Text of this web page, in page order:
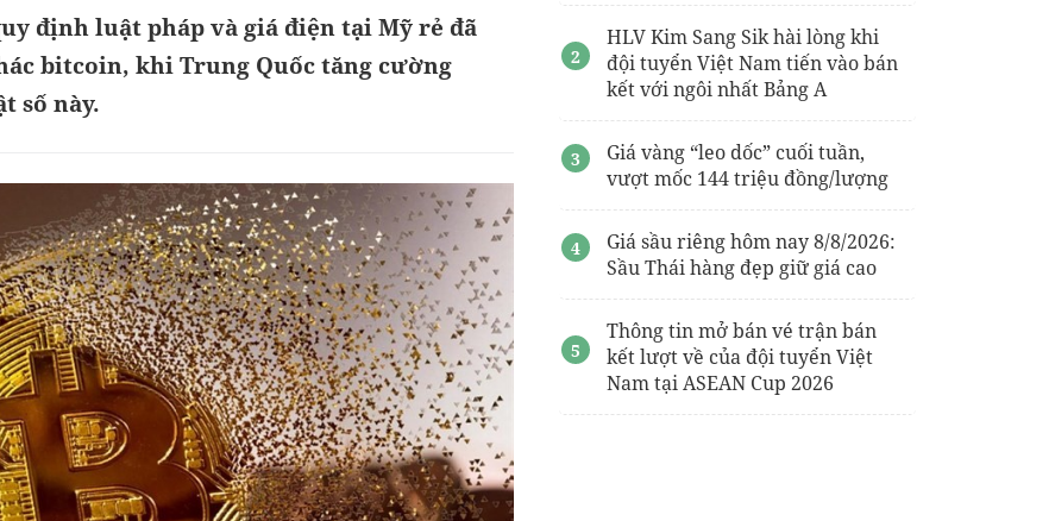
định luật pháp và giá điện tại Mỹ rẻ đã
bitcoin, khi Trung Quốc tăng cường
số này.
HLV Kim Sang Sik hài lòng khi
đội tuyển Việt Nam tiến vào bán
kết với ngôi nhất Bảng A
Giá vàng “leo dốc” cuối tuần,
vượt mốc 144 triệu đồng/lượng
Giá sầu riêng hôm nay 8/8/2026:
Sầu Thái hàng đẹp giữ giá cao
Thông tin mở bán vé trận bán
kết lượt về của đội tuyển Việt
Nam tại ASEAN Cup 2026